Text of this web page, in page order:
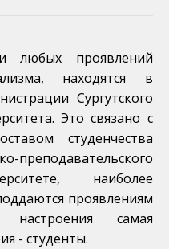
любых проявлений
находятся в
Сургутского
Это связано с
студенчества
наиболее
проявлениям
настроения самая
- студенты.